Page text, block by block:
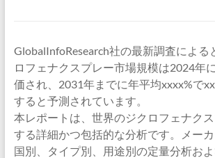
GlobalInfoResearch社の最新調査による
ロフェナクスプレー市場規模は2024年
価され、2031年までに年平均xxxx%で
すると予測されています。
本レポートは、世界のジクロフェナク
する詳細かつ包括的な分析です。メー
国別、タイプ別、用途別の定量分析お